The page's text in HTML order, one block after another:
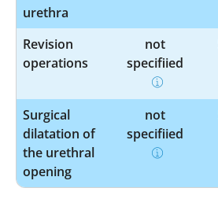
urethra
Revision
operations
not
specified
Surgical
dilatation of
the urethral
opening
not
specified